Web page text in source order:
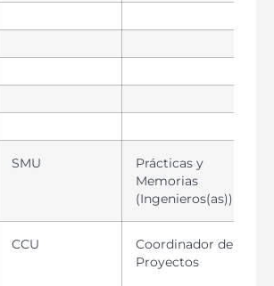
SMU
Prácticas y
Memorias
(Ingenieros(as))
CCU
Coordinador de
Proyectos